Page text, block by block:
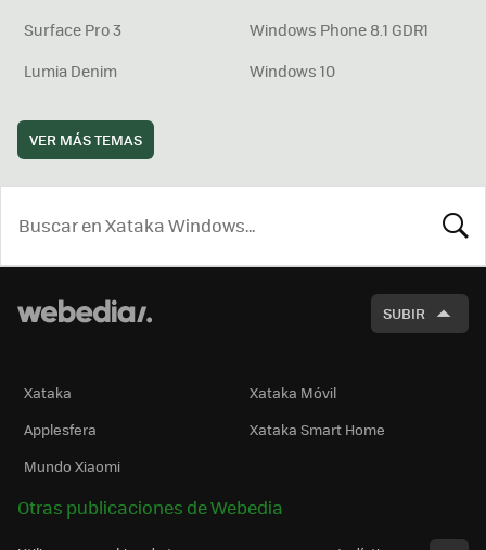
Surface Pro 3
Windows Phone 8.1 GDR1
Lumia Denim
Windows 10
VER MÁS TEMAS
SUBIR
Xataka
Xataka Móvil
Applesfera
Xataka Smart Home
Mundo Xiaomi
Otras publicaciones de Webedia